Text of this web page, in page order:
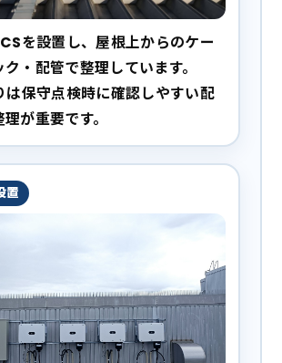
を設置し、屋根上からのケー
・配管で整理しています。
は保守点検時に確認しやすい配
が重要です。
置